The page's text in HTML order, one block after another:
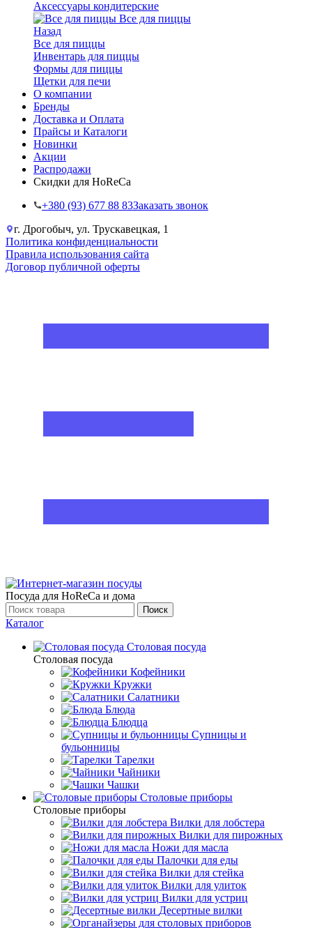
Аксессуары кондитерские
Все для пиццы
Назад
Все для пиццы
Инвентарь для пиццы
Формы для пиццы
Щетки для печи
О компании
Бренды
Доставка и Оплата
Прайсы и Каталоги
Новинки
Акции
Распродажи
Скидки для HoReCa
+38‎0 (93) 677 88 83Заказать звонок
г. Дрогобыч, ул. Трускавецкая, 1
Политика конфиденциальности
Правила использования сайта
Договор публичной оферты
Посуда для HoReCa и дома
Поиск
Каталог
Столовая посуда
Столовая посуда
Кофейники
Кружки
Салатники
Блюда
Блюдца
Супницы и
бульонницы
Тарелки
Чайники
Чашки
Cтоловые приборы
Cтоловые приборы
Вилки для лобстера
Вилки для пирожных
Ножи для масла
Палочки для еды
Вилки для стейка
Вилки для улиток
Вилки для устриц
Десертные вилки